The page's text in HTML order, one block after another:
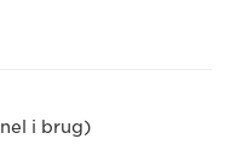
i brug)